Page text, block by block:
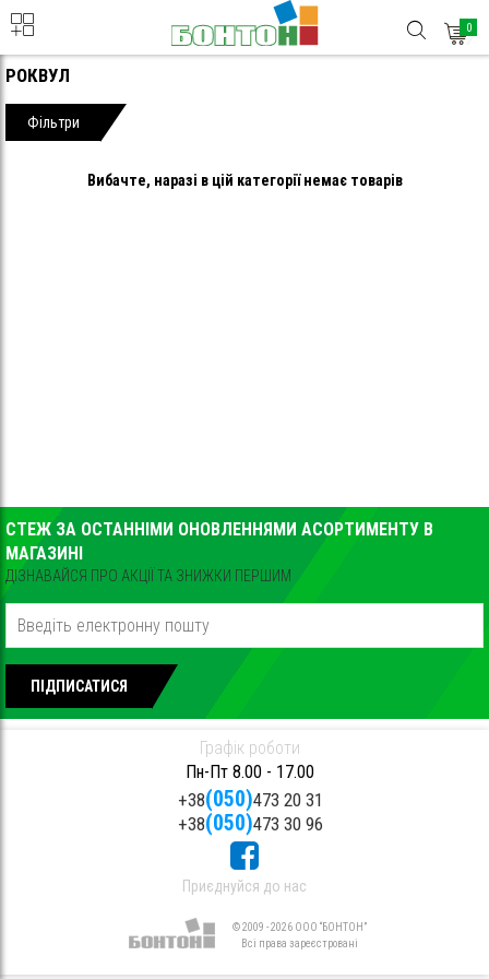
0
Фільтри
РОКВУЛ
Вибачте, наразі в цій категорії немає товарів
СТЕЖ ЗА ОСТАННІМИ ОНОВЛЕННЯМИ АСОРТИМЕНТУ В
МАГАЗИНІ
ДІЗНАВАЙСЯ ПРО АКЦІЇ ТА ЗНИЖКИ ПЕРШИМ
ПІДПИСАТИСЯ
Приєднуйся до нас
© 2009 - 2026 ООО “БОНТОН”
Всі права зареєстровані
Графік роботи
Пн-Пт 8.00 - 17.00
+38(050)473 20 31
+38(050)473 30 96